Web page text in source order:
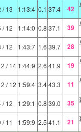
/ 13 1:13:4 0.1 37.4 42
/ 12 1:14:0 0.8 37.1 39
/ 12 1:43:7 1.6 39.7 28
/ 14 1:44:9 2.6 41.9 19
/ 12 1:59:4 3.443.3 11
/ 12 1:29:1 0.8 39.0 35
/ 11 1:59:9 2.5 41.1 21